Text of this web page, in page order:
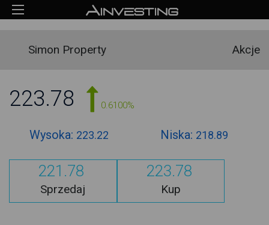
Simon Property Akcje
223.78 0.6100%
Wysoka: 223.22 Niska: 218.89
221.78
Sprzedaj
223.78
Kup